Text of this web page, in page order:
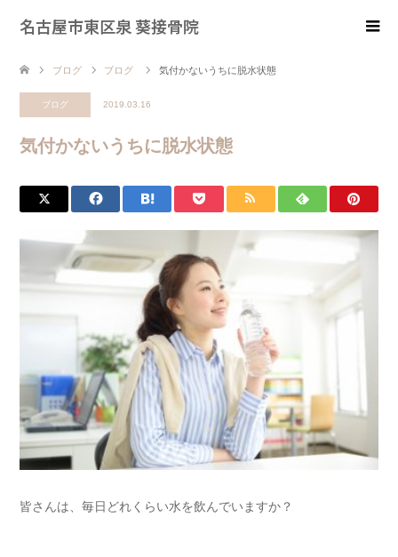
名古屋市東区泉 葵接骨院
ブログ ブログ 気付かないうちに脱水状態
ブログ 2019.03.16
気付かないうちに脱水状態
皆さんは、毎日どれくらい水を飲んでいますか？